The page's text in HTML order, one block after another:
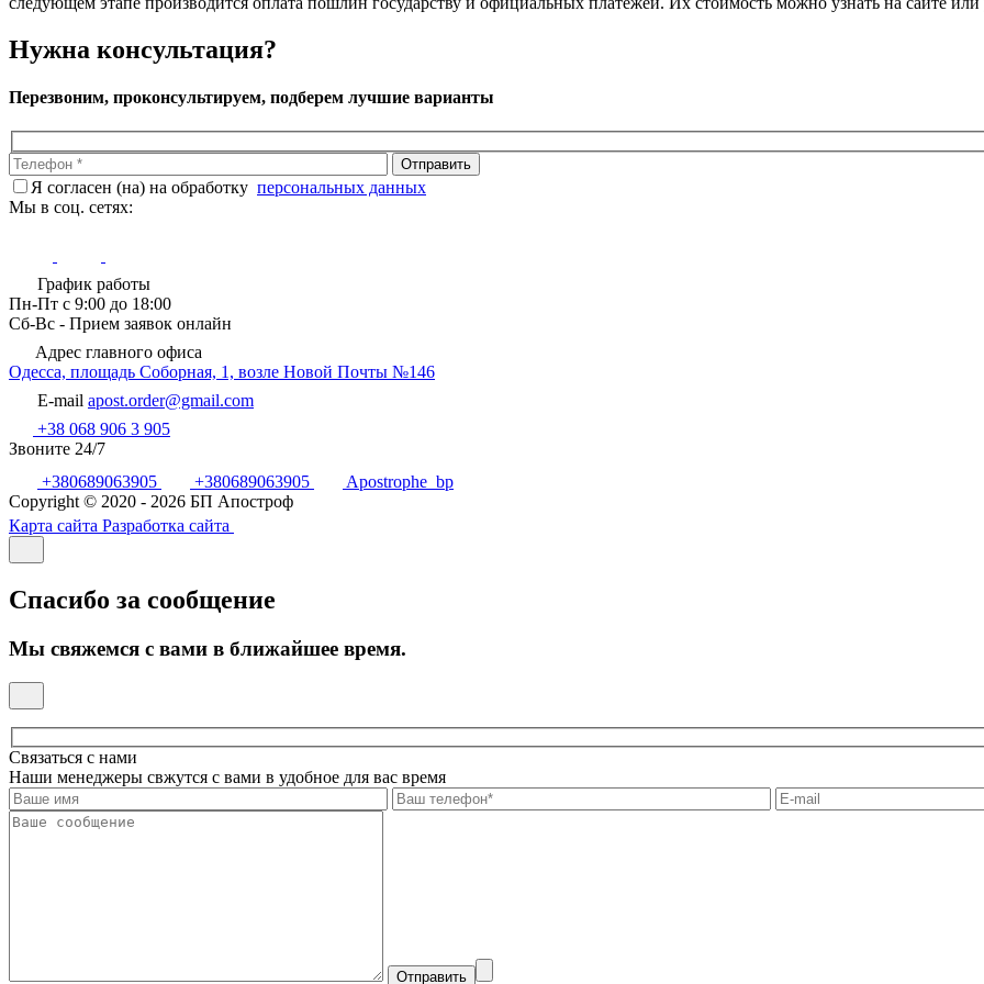
Нужна консультация?
Перезвоним, проконсультируем, подберем лучшие варианты
Я согласен (на) на обработку персональных данных
Мы в соц. сетях:
График работы
Пн-Пт с 9:00 до 18:00
Сб-Вс - Прием заявок онлайн
Адрес главного офиса
Одесса, площадь Соборная, 1, возле Новой Почты №146
E-mail apost.order@gmail.com
+38 068 906 3 905
Звоните 24/7
+380689063905
+380689063905
Apostrophe_bp
Copyright © 2020 - 2026 БП Апостроф
Карта сайта Разработка сайта
Спасибо за сообщение
Мы свяжемся с вами в ближайшее время.
Связаться с нами
Наши менеджеры свжутся с вами в удобное для вас время